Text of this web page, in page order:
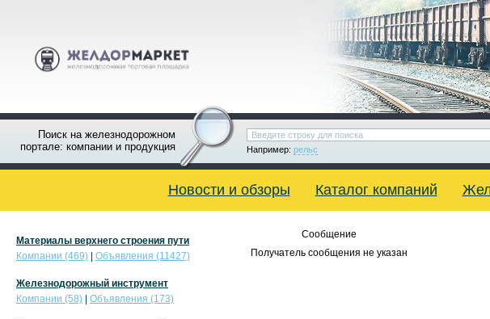
Поиск на железнодорожном
портале: компании и продукция
Например: рельс
Новости и обзоры Каталог компаний
Сообщение
Получатель сообщения не указан
Материалы верхнего строения пути
Компании (469)
Объявления (11427)
Железнодорожный инструмент
Компании (58)
Объявления (173)